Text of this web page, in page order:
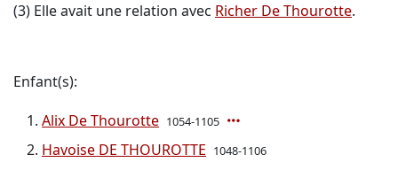
(3) Elle avait une relation avec Richer De Thourotte.
Enfant(s):
Alix De Thourotte 1054-1105
Havoise DE THOUROTTE 1048-1106